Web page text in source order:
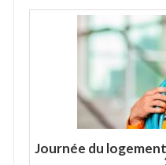
Journée du